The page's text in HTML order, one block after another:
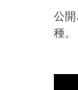
公
種。